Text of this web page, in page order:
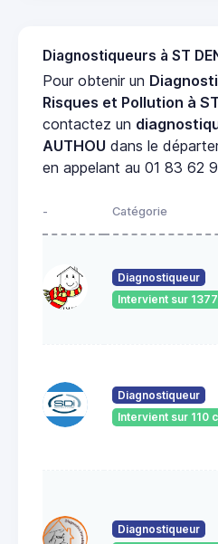
Diagnostiqueurs à ST
Pour obtenir un
Risques et Pollution à
contactez un
AUTHOU dans le
en appelant au 01 83 62
- Catégorie
Diagnostiqueur
Intervient sur
Diagnostiqueur
Intervient sur 110
Diagnostiqueur